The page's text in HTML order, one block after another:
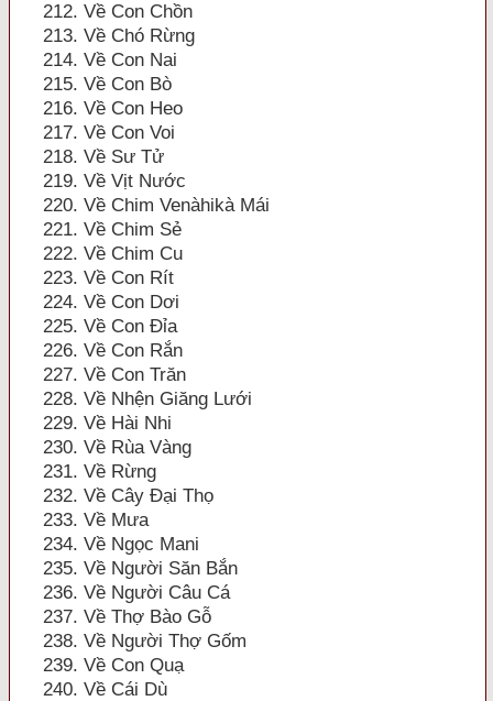
212. Về Con Chồn
213. Về Chó Rừng
214. Về Con Nai
215. Về Con Bò
216. Về Con Heo
217. Về Con Voi
218. Về Sư Tử
219. Về Vịt Nước
220. Về Chim Venàhikà Mái
221. Về Chim Sẻ
222. Về Chim Cu
223. Về Con Rít
224. Về Con Dơi
225. Về Con Đỉa
226. Về Con Rắn
227. Về Con Trăn
228. Về Nhện Giăng Lưới
229. Về Hài Nhi
230. Về Rùa Vàng
231. Về Rừng
232. Về Cây Đại Thọ
233. Về Mưa
234. Về Ngọc Mani
235. Về Người Săn Bắn
236. Về Người Câu Cá
237. Về Thợ Bào Gỗ
238. Về Người Thợ Gốm
239. Về Con Quạ
240. Về Cái Dù